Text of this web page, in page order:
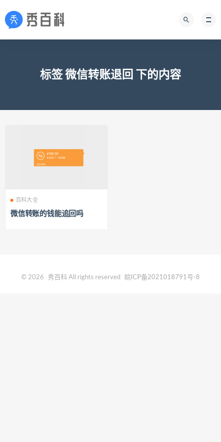
标签 微信转账退回 下的内容
百科大全
微信转账的钱能追回吗
© 2026 秀百科 All rights reserved 皖ICP备2021018791号-8